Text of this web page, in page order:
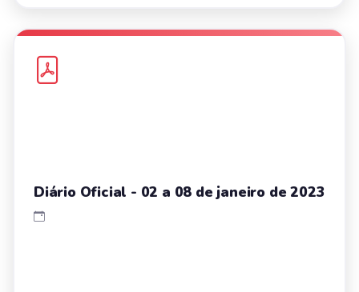
Diário Oficial - 02 a 08 de janeiro de 2023